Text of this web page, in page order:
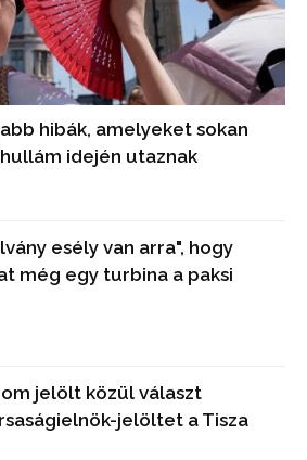
hibák, amelyeket sokan
idején utaznak
esély van arra", hogy
még egy turbina a paksi
jelölt közül választ
jelöltet a Tisza